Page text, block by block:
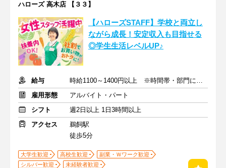
ハローズ 高木店 【３３】
【ハローズSTAFF】学校と両立し
ながら成長！安定収入も目指せる
◎学生生活レベルUP♪
給与
時給1100～1400円以上 ※時間帯・部門による※交通費支給
雇用形態
アルバイト・パート
シフト
週2日以上 1日3時間以上
アクセス
鵜飼駅
徒歩5分
大学生歓迎 高校生歓迎
副業・Ｗワーク歓迎
シルバー歓迎
未経験者歓迎